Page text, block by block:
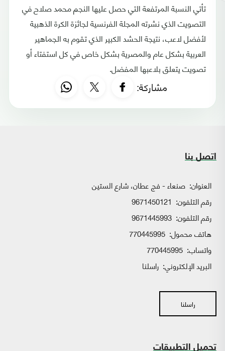
تأتي النسبة المرتفعة التي حصل عليها النجم محمد صلاح في
التصويت الذي نشرته المجلة الفرنسية لجائزة الكرة الذهبية
لأفضل لاعب، نتيجة الحشد الكبير الذي تقوم به الجماهير
العربية بشكل عام والمصرية بشكل خاص في كل استفتاء أو
تصويت يتعلق بلاعبها المفضل.
مشاركة:
اتصل بنا
العنوان: صنعاء - فج عطان، شارع الستين
رقم التلفون: 9671450121
رقم التلفون: 9671445993
هاتف محمول: 770445995
واتساب:
البريد الإلكتروني: راسلنا
راسلنا
تحميل التطبيقات